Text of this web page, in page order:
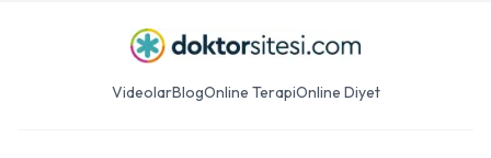
VideolarBlogOnline TerapiOnline Diyet